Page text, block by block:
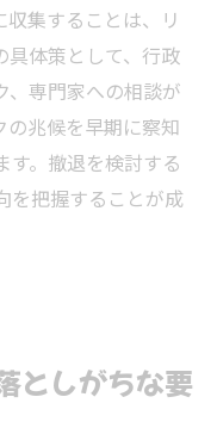
動向のまとめ
略のまとめ
の撤退戦略
撤退判断基準
最新知識
後の展望
集することは、リ
具体策として、行政
、専門家への相談が
兆候を早期に察知
す。撤退を検討する
を把握することが成
としがちな要